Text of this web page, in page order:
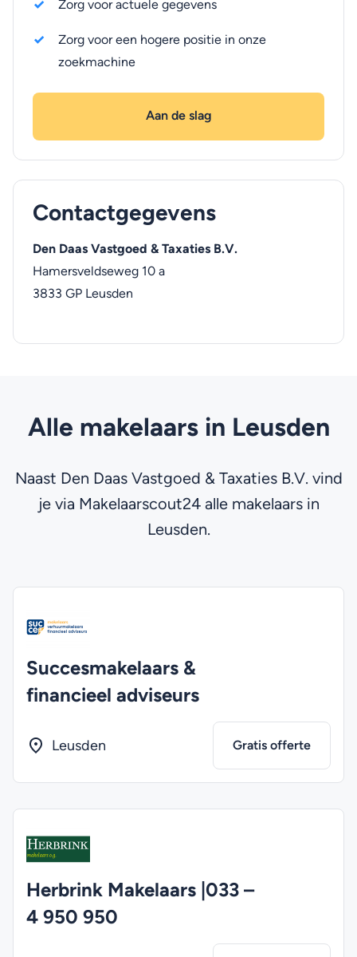
Zorg voor actuele gegevens
Zorg voor een hogere positie in onze
zoekmachine
Aan de slag
Contactgegevens
Den Daas Vastgoed & Taxaties B.V.
Hamersveldseweg 10 a
3833 GP Leusden
Alle makelaars in Leusden
Naast Den Daas Vastgoed & Taxaties B.V. vind
je via Makelaarscout24 alle makelaars in
Leusden.
Succesmakelaars &
financieel adviseurs
Leusden Gratis offerte
Herbrink Makelaars |033 –
4 950 950